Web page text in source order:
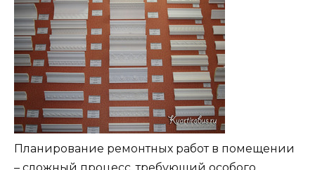
Планирование ремонтных работ в помещении